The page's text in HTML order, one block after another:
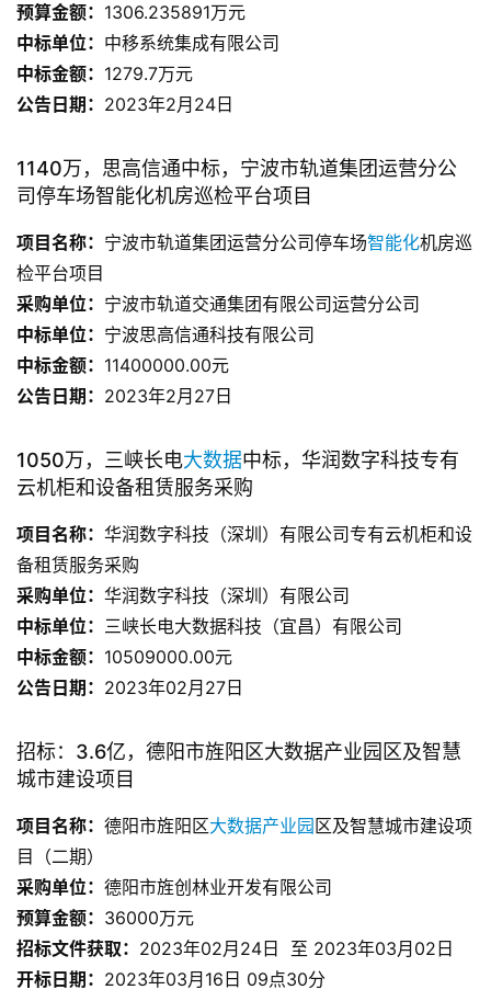
预算金额： 1306.235891万元
中标单位： 中移系统集成有限公司
中标金额： 1279.7万元
公告日期： 2023年2月24日
1140万，思高信通中标，宁波市轨道集团运营分公
司停车场智能化机房巡检平台项目
项目名称： 宁波市轨道集团运营分公司停车场智能化机房巡
检平台项目
采购单位： 宁波市轨道交通集团有限公司运营分公司
中标单位： 宁波思高信通科技有限公司
中标金额： 11400000.00元
公告日期： 2023年2月27日
1050万，三峡长电大数据中标，华润数字科技专有
云机柜和设备租赁服务采购
项目名称： 华润数字科技（深圳）有限公司专有云机柜和设
备租赁服务采购
采购单位： 华润数字科技（深圳）有限公司
中标单位： 三峡长电大数据科技（宜昌）有限公司
中标金额： 10509000.00元
公告日期： 2023年02月27日
招标：3.6亿，德阳市旌阳区大数据产业园区及智慧
城市建设项目
项目名称： 德阳市旌阳区大数据产业园 区及智慧城市建设项
目（二期）
采购单位： 德阳市旌创林业开发有限公司
预算金额： 36000万元
招标文件获取： 2023年02月24日 至 2023年03月02日
开标日期： 2023年03月16日 09点30分